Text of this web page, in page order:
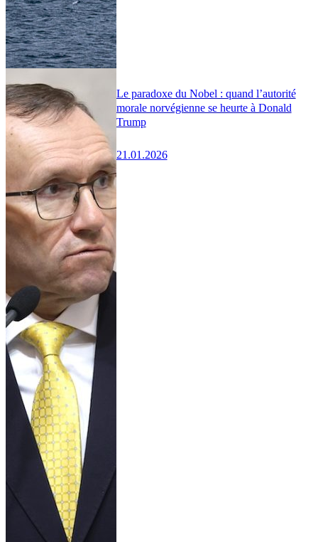
Le paradoxe du Nobel : quand l’autorité
morale norvégienne se heurte à Donald
Trump
21.01.2026